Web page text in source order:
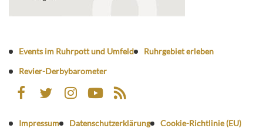
Events im Ruhrpott und Umfeld
Ruhrgebiet erleben
Revier-Derbybarometer
Impressum Datenschutzerklärung Cookie-Richtlinie (EU)